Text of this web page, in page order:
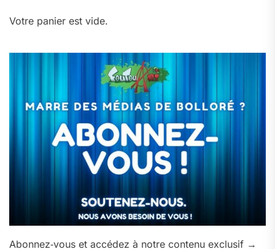
Votre panier est vide.
Abonnez‑vous et accédez à notre contenu exclusif →